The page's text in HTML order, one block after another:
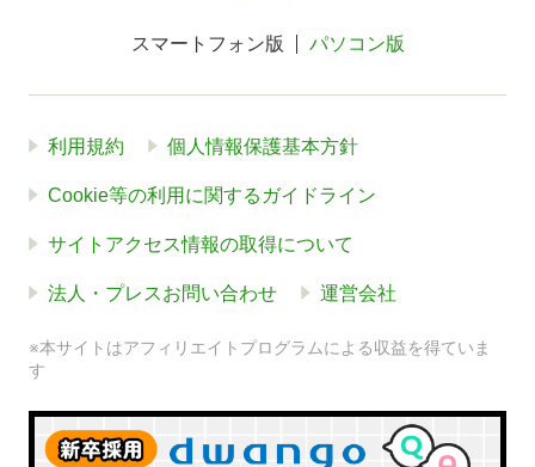
スマートフォン版 パソコン版
利用規約 個人情報保護基本方針
Cookie等の利用に関するガイドライン
サイトアクセス情報の取得について
法人・プレスお問い合わせ 運営会社
※本サイトはアフィリエイトプログラムによる収益を得ていま
す